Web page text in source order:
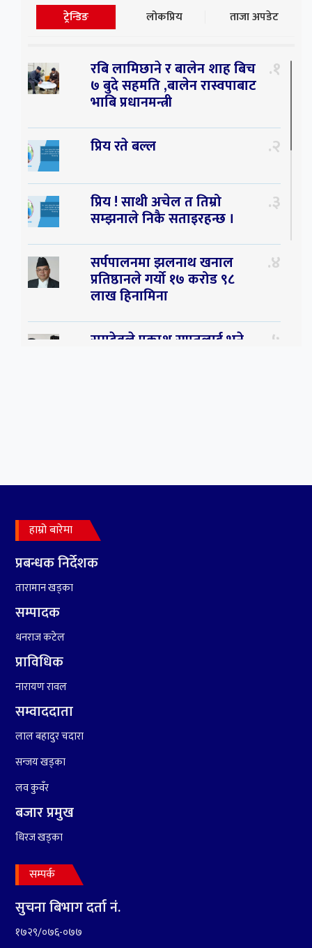
ट्रेन्डिङ लोकप्रिय ताजा अपडेट
रबि लामिछाने र बालेन शाह बिच
७ बुदे सहमति ,बालेन रास्वपाबाट
भाबि प्रधानमन्त्री
१
प्रिय रते बल्ल २
प्रिय ! साथी अचेल त तिम्रो
सम्झनाले निकै सताइरहन्छ ।
३
सर्पपालनमा झलनाथ खनाल
प्रतिष्ठानले गर्यो १७ करोड ९८
लाख हिनामिना
४
रामदेवले प्रकाश सपुतलाई भने ५
७
हामी पनि त उडाउछौ ।
हाम्रो बारेमा
प्रबन्धक निर्देशक
तारामान खड्का
सम्पादक
धनराज कटेल
प्राविधिक
नारायण रावल
सम्वाददाता
लाल बहादुर चदारा
सन्जय खड्का
लव कुवँर
बजार प्रमुख
धिरज खड्का
सम्पर्क
सुचना बिभाग दर्ता नं.
१७२९/०७६-०७७